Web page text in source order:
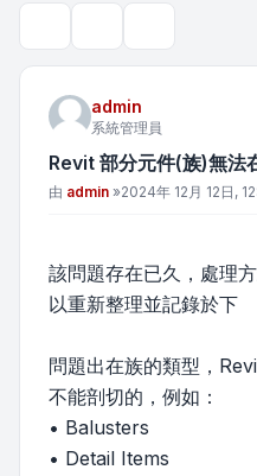
admin
系統管理員
Revit 部分元件(族)無法
文章
由 admin »2024年 12月 12日,
該問題存在已久，處理
以重新整理並記錄於下
問題出在族的類型，
不能剖切的，例如：
• Balusters
• Detail Items